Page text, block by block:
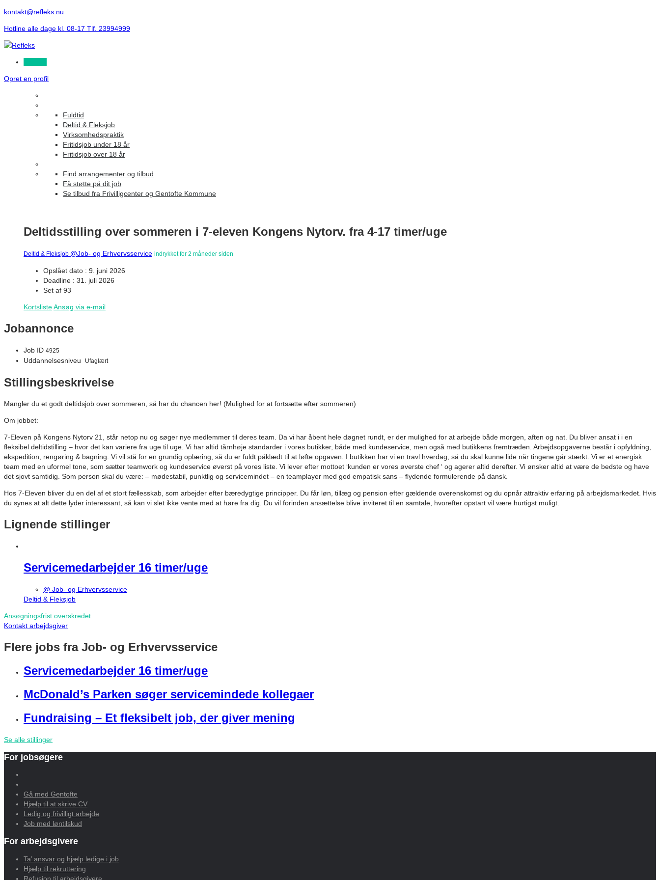
kontakt@refleks.nu
Hotline alle dage kl. 08-17 Tlf. 23994999
Opret en profil
Fuldtid
Deltid & Fleksjob
Virksomhedspraktik
Fritidsjob under 18 år
Fritidsjob over 18 år
Find arrangementer og tilbud
Få støtte på dit job
Se tilbud fra Frivilligcenter og Gentofte Kommune
Deltidsstilling over sommeren i 7-eleven Kongens Nytorv. fra 4-17 timer/uge
Deltid & Fleksjob @Job- og Erhvervsservice indrykket for 2 måneder siden
Opslået dato : 9. juni 2026
Deadline : 31. juli 2026
Set af 93
KortslisteAnsøg via e-mail
Jobannonce
Job ID 4925
Uddannelsesniveu Ufaglært
Stillingsbeskrivelse
Mangler du et godt deltidsjob over sommeren, så har du chancen her! (Mulighed for at fortsætte efter sommeren)
Om jobbet:
7-Eleven på Kongens Nytorv 21, står netop nu og søger nye medlemmer til deres team. Da vi har åbent hele døgnet rundt, er der mulighed for at arbejde både morgen, aften og nat. Du bliver ansat i i en
fleksibel deltidstilling – hvor det kan variere fra uge til uge. Vi har altid tårnhøje standarder i vores butikker, både med kundeservice, men også med butikkens fremtræden. Arbejdsopgaverne består i opfyldning,
ekspedition, rengøring & bagning. Vi vil stå for en grundig oplæring, så du er fuldt påklædt til at løfte opgaven. I butikken har vi en travl hverdag, så du skal kunne lide når tingene går stærkt. Vi er et energisk
team med en uformel tone, som sætter teamwork og kundeservice øverst på vores liste. Vi lever efter mottoet ‘kunden er vores øverste chef ‘ og agerer altid derefter. Vi ønsker altid at være de bedste og have
det sjovt samtidig. Som person skal du være: – mødestabil, punktlig og servicemindet – en teamplayer med god empatisk sans – flydende formulerende på dansk.
Hos 7-Eleven bliver du en del af et stort fællesskab, som arbejder efter bæredygtige principper. Du får løn, tillæg og pension efter gældende overenskomst og du opnår attraktiv erfaring på arbejdsmarkedet. Hvis
du synes at alt dette lyder interessant, så kan vi slet ikke vente med at høre fra dig. Du vil forinden ansættelse blive inviteret til en samtale, hvorefter opstart vil være hurtigst muligt.
Lignende stillinger
Servicemedarbejder 16 timer/uge
@ Job- og Erhvervsservice
Deltid & Fleksjob
Ansøgningsfrist overskredet.
Kontakt arbejdsgiver
Flere jobs fra Job- og Erhvervsservice
Servicemedarbejder 16 timer/uge
McDonald’s Parken søger servicemindede kollegaer
Fundraising – Et fleksibelt job, der giver mening
Se alle stillinger
For jobsøgere
Gå med Gentofte
Hjælp til at skrive CV
Ledig og frivilligt arbejde
Job med løntilskud
For arbejdsgivere
Ta’ ansvar og hjælp ledige i job
Hjælp til rekruttering